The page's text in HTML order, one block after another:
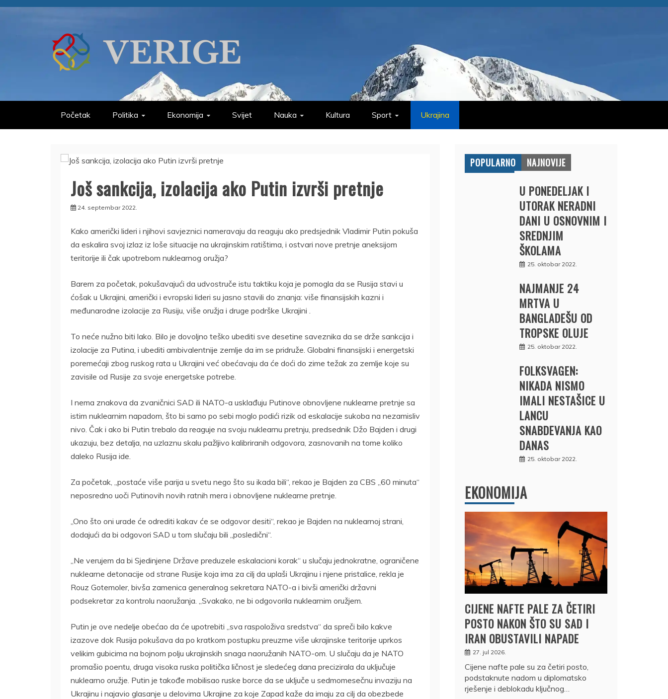
Skip
VERIGE
Početak Politika Ekonomija Svijet Nauka Kultura Sport Ukrajina
Još sankcija, izolacija ako Putin izvrši pretnje
24. septembar 2022.
Kako američki lideri i njihovi savjeznici nameravaju da reaguju ako predsjednik Vladimir Putin pokuša
da eskalira svoj izlaz iz loše situacije na ukrajinskim ratištima, i ostvari nove pretnje aneksijom
teritorije ili čak upotrebom nuklearnog oružja?
Barem za početak, pokušavajući da udvostruče istu taktiku koja je pomogla da se Rusija stavi u
ćošak u Ukrajini, američki i evropski lideri su jasno stavili do znanja: više finansijskih kazni i
međunarodne izolacije za Rusiju, više oružja i druge podrške Ukrajini .
To neće nužno biti lako. Bilo je dovoljno teško ubediti sve desetine saveznika da se drže sankcija i
izolacije za Putina, i ubediti ambivalentnije zemlje da im se pridruže. Globalni finansijski i energetski
poremećaji zbog ruskog rata u Ukrajini već obećavaju da će doći do zime težak za zemlje koje su
zavisile od Rusije za svoje energetske potrebe.
I nema znakova da zvaničnici SAD ili NATO-a usklađuju Putinove obnovljene nuklearne pretnje sa
istim nuklearnim napadom, što bi samo po sebi moglo podići rizik od eskalacije sukoba na nezamisliv
nivo. Čak i ako bi Putin trebalo da reaguje na svoju nuklearnu pretnju, predsednik Džo Bajden i drugi
ukazuju, bez detalja, na uzlaznu skalu pažljivo kalibriranih odgovora, zasnovanih na tome koliko
daleko Rusija ide.
Za početak, „postaće više parija u svetu nego što su ikada bili“, rekao je Bajden za CBS „60 minuta“
neposredno uoči Putinovih novih ratnih mera i obnovljene nuklearne pretnje.
„Ono što oni urade će odrediti kakav će se odgovor desiti“, rekao je Bajden na nuklearnoj strani,
dodajući da bi odgovori SAD u tom slučaju bili „posledični“.
„Ne verujem da bi Sjedinjene Države preduzele eskalacioni korak“ u slučaju jednokratne, ograničene
nuklearne detonacije od strane Rusije koja ima za cilj da uplaši Ukrajinu i njene pristalice, rekla je
Rouz Gotemoler, bivša zamenica generalnog sekretara NATO-a i bivši američki državni
podsekretar za kontrolu naoružanja. „Svakako, ne bi odgovorila nuklearnim oružjem.
Putin je ove nedelje obećao da će upotrebiti „sva raspoloživa sredstva“ da spreči bilo kakve
izazove dok Rusija pokušava da po kratkom postupku preuzme više ukrajinske teritorije uprkos
velikim gubicima na bojnom polju ukrajinskih snaga naoružanih NATO-om. U slučaju da je NATO
promašio poentu, druga visoka ruska politička ličnost je sledećeg dana precizirala da uključuje
nuklearno oružje. Putin je takođe mobilisao ruske borce da se uključe u sedmomesečnu invaziju na
Ukrajinu i najavio glasanje u delovima Ukrajine za koje Zapad kaže da imaju za cilj da obezbede
POPULARNO NAJNOVIJE
U PONEDELJAK I
UTORAK NERADNI
DANI U OSNOVNIM I
SREDNJIM
ŠKOLAMA
25. oktobar 2022.
NAJMANJE 24
MRTVA U
BANGLADEŠU OD
TROPSKE OLUJE
25. oktobar 2022.
FOLKSVAGEN:
NIKADA NISMO
IMALI NESTAŠICE U
LANCU
SNABDEVANJA KAO
DANAS
25. oktobar 2022.
EKONOMIJA
CIJENE NAFTE PALE ZA ČETIRI
POSTO NAKON ŠTO SU SAD I
IRAN OBUSTAVILI NAPADE
27. jul 2026.
Cijene nafte pale su za četiri posto,
podstaknute nadom u diplomatsko
rješenje i deblokadu ključnog…